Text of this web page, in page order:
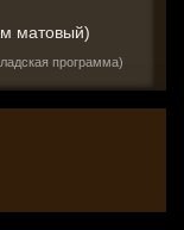
матовый)
программа)